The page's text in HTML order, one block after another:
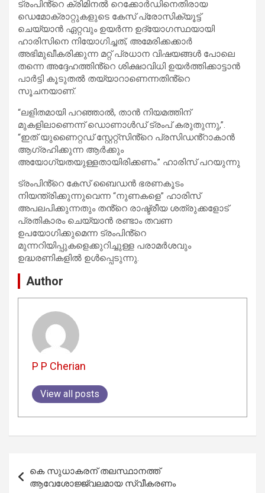
ട്രംപിൻ്റെ ക്രിമിനൽ റെക്കോർഡിനെതിരായ
ഡെമോക്രാറ്റുകളുടെ കേസ് പ്രോസിക്യൂട്ട്
ചെയ്യാൻ ഏറ്റവും ഉയർന്ന ഉദ്യോഗസ്ഥയായി
ഹാരിസിനെ നിയോഗിച്ചത്, അമേരിക്കക്കാർ
അഭിമുഖീകരിക്കുന്ന മറ്റ് പ്രധാന വിഷയങ്ങൾ പോലെ
തന്നെ അദ്ദേഹത്തിൻ്റെ ശിക്ഷാവിധി ഉയർത്തിക്കാട്ടാൻ
പാർട്ടി കൂടുതൽ തയ്യാറാണെന്നതിൻ്റെ
സൂചനയാണ്.
“ലളിതമായി പറഞ്ഞാൽ, താൻ നിയമത്തിന്
മുകളിലാണെന്ന് ഡൊണാൾഡ് ട്രംപ് കരുതുന്നു,”.
“ഇത് യുണൈറ്റഡ് സ്റ്റേറ്റ്സിൻ്റെ പ്രസിഡൻ്റാകാൻ
ആഗ്രഹിക്കുന്ന ആർക്കും
അയോഗ്യതയുള്ളതായിരിക്കണം.” ഹാരിസ് പറയുന്നു
ട്രംപിൻ്റെ കേസ് ബൈഡൻ ഭരണകൂടം
നിയന്ത്രിക്കുന്നുവെന്ന “നുണകളെ” ഹാരിസ്
അപലപിക്കുന്നതും തൻ്റെ രാഷ്ട്രീയ ശത്രുക്കളോട്
പ്രതികാരം ചെയ്യാൻ രണ്ടാം തവണ
ഉപയോഗിക്കുമെന്ന ട്രംപിൻ്റെ
മുന്നറിയിപ്പുകളെക്കുറിച്ചുള്ള പരാമർശവും
ഉദ്ധരണികളിൽ ഉൾപ്പെടുന്നു.
Author
P P Cherian
View all posts
navigation
കെ സുധാകരന് തലസ്ഥാനത്ത്
ആവേശോജ്ജ്വലമായ സ്വീകരണം